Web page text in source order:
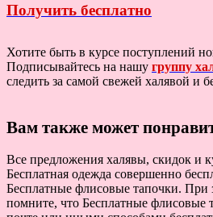
Получить бесплатно
Хотите быть в курсе поступлений
Подписывайтесь на нашу группу
следить за самой свежей халявой и
Вам также может
Все предложения халявы, скидок и
Бесплатная одежда совершенно
Бесплатные флисовые тапочки. При
помните, что Бесплатные флисовые